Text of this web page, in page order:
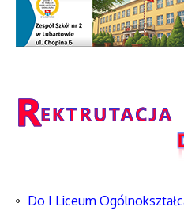
Do I Liceum